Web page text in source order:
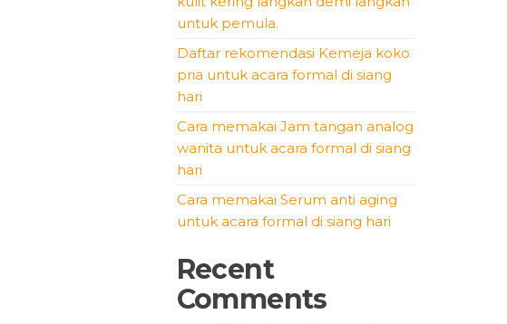
untuk pemula.
Daftar rekomendasi Kemeja koko
pria untuk acara formal di siang
hari
Cara memakai Jam tangan analog
wanita untuk acara formal di siang
hari
Cara memakai Serum anti aging
untuk acara formal di siang hari
Recent
Comments